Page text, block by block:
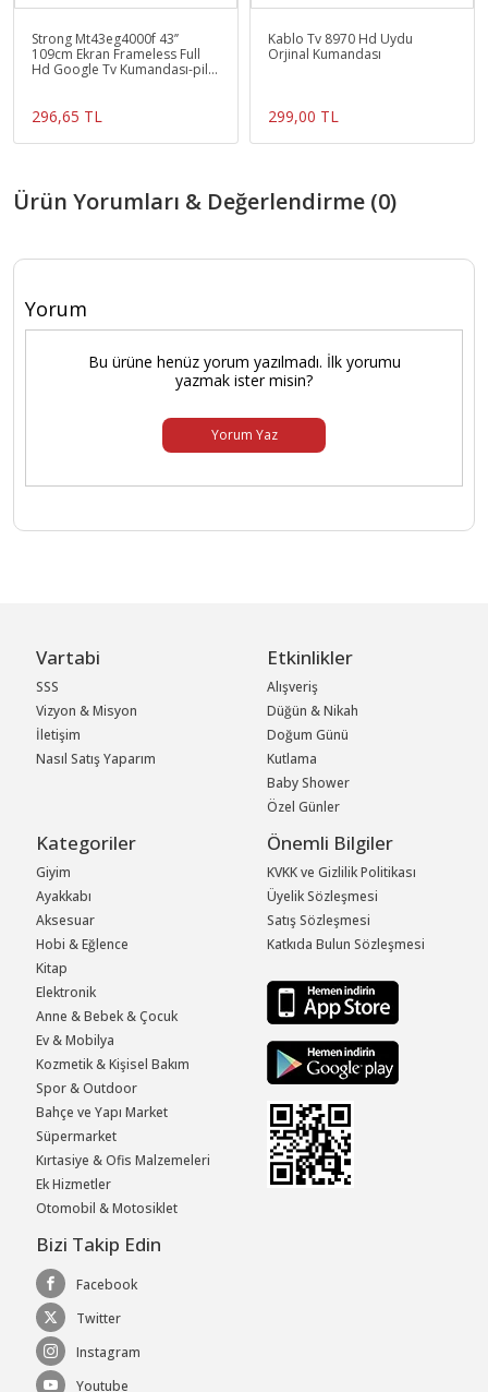
Strong Mt43eg4000f 43’’
109cm Ekran Frameless Full
Hd Google Tv Kumandası-pil
296,65 TL
Kablo Tv 8970 Hd Uydu
Orjinal Kumandası
299,00 TL
Ürün Yorumları & Değerlendirme (0)
Yorum
Bu ürüne henüz yorum yazılmadı. İlk yorumu
yazmak ister misin?
Yorum Yaz
Vartabi
SSS
Vizyon & Misyon
İletişim
Nasıl Satış Yaparım
Etkinlikler
Alışveriş
Düğün & Nikah
Doğum Günü
Kutlama
Baby Shower
Özel Günler
Kategoriler
Giyim
Ayakkabı
Aksesuar
Hobi & Eğlence
Kitap
Elektronik
Anne & Bebek & Çocuk
Ev & Mobilya
Kozmetik & Kişisel Bakım
Spor & Outdoor
Bahçe ve Yapı Market
Süpermarket
Kırtasiye & Ofis Malzemeleri
Ek Hizmetler
Otomobil & Motosiklet
Önemli Bilgiler
KVKK ve Gizlilik Politikası
Üyelik Sözleşmesi
Satış Sözleşmesi
Katkıda Bulun Sözleşmesi
Bizi Takip Edin
Facebook
Twitter
Instagram
Youtube